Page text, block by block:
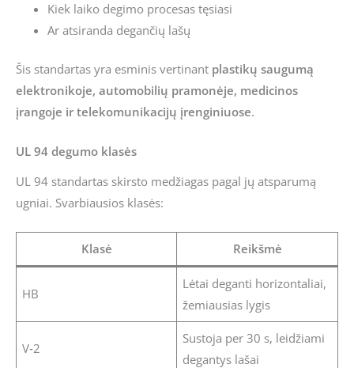
Kiek laiko degimo procesas tęsiasi
Ar atsiranda degančių lašų
Šis standartas yra esminis vertinant plastikų saugumą
elektronikoje, automobilių pramonėje, medicinos
įrangoje ir telekomunikacijų įrenginiuose.
UL 94 degumo klasės
UL 94 standartas skirsto medžiagas pagal jų atsparumą
ugniai. Svarbiausios klasės:
Klasė Reikšmė
HB
Lėtai deganti horizontaliai,
žemiausias lygis
V‑2
Sustoja per 30 s, leidžiami
degantys lašai